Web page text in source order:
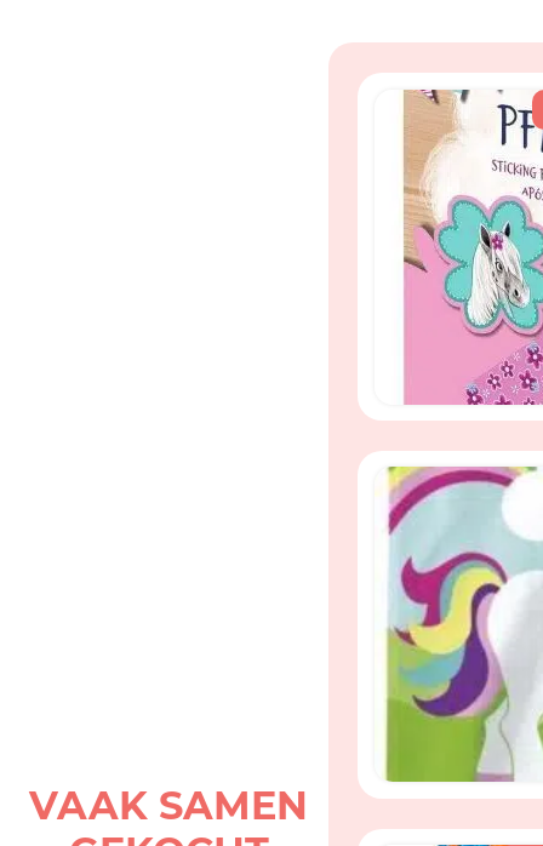
VAAK SAMEN
paarden
verschilden